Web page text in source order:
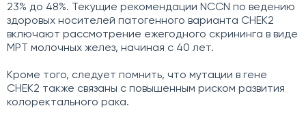
23% до 48%. Текущие рекомендации NCCN по ведению
здоровых носителей патогенного варианта CHEK2
включают рассмотрение ежегодного скрининга в виде
МРТ молочных желез, начиная с 40 лет.
Кроме того, следует помнить, что мутации в гене
CHEK2 также связаны с повышенным риском развития
колоректального рака.